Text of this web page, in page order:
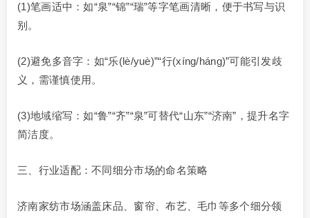
(1)笔画适中：如“泉”“锦”“瑞”等字笔画清晰，便于书写与识
别。
(2)避免多音字：如“乐(lè/yuè)”“行(xíng/háng)”可能引发歧
义，需谨慎使用。
(3)地域缩写：如“鲁”“齐”“泉”可替代“山东”“济南”，提升名字
简洁度。
三、行业适配：不同细分市场的命名策略
济南家纺市场涵盖床品、窗帘、布艺、毛巾等多个细分领